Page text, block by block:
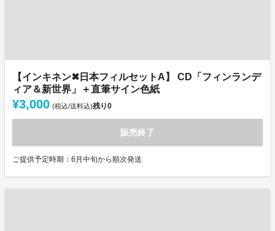
【インキネン✖日本フィルセットA】 CD「フィンランデ
ィア＆新世界」＋直筆サイン色紙
¥3,000 (税込/送料込)残り0
販売終了
ご提供予定時期：6月中旬から順次発送